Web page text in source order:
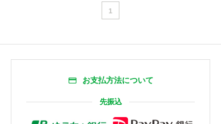
1
お支払方法について
先振込